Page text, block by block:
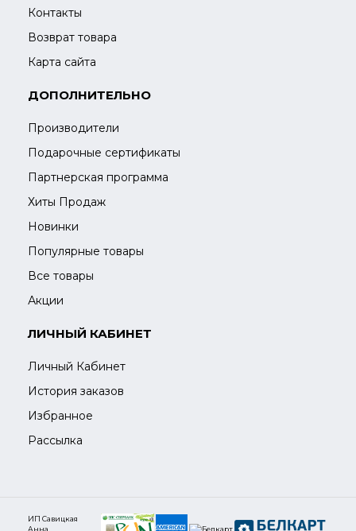
Контакты
Возврат товара
Карта сайта
ДОПОЛНИТЕЛЬНО
Производители
Подарочные сертификаты
Партнерская программа
Хиты Продаж
Новинки
Популярные товары
Все товары
Акции
ЛИЧНЫЙ КАБИНЕТ
Личный Кабинет
История заказов
Избранное
Рассылка
ИП Савицкая
Анна